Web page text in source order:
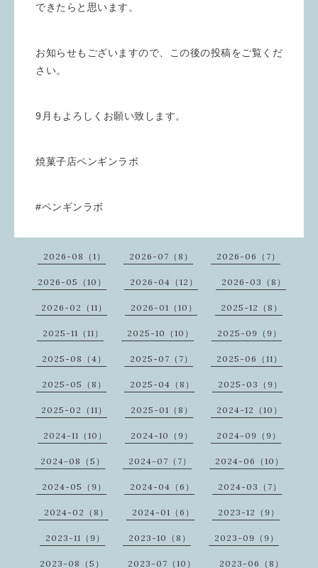
できたらと思います。
お知らせもございますので、この後の投稿をご覧くだ
さい。
9月もよろしくお願い致します。
焼菓子店ペンギンラボ
#ペンギンラボ
2026-08（1） 2026-07（8） 2026-06（7）
2026-05（10） 2026-04（12） 2026-03（8）
2026-02（11） 2026-01（10） 2025-12（8）
2025-11（11） 2025-10（10） 2025-09（9）
2025-08（4） 2025-07（7） 2025-06（11）
2025-05（8） 2025-04（8） 2025-03（9）
2025-02（11） 2025-01（8） 2024-12（10）
2024-11（10） 2024-10（9） 2024-09（9）
2024-08（5） 2024-07（7） 2024-06（10）
2024-05（9） 2024-04（6） 2024-03（7）
2024-02（8） 2024-01（6） 2023-12（9）
2023-11（9） 2023-10（8） 2023-09（9）
2023-08（5） 2023-07（10） 2023-06（8）